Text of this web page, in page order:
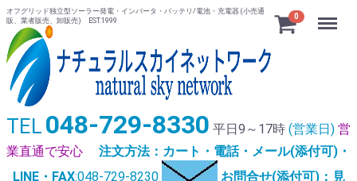
オフグリッド独立型ソーラー発電・インバータ・バッテリ/電池・充電器 (小売通
販、業者販売、卸販売) EST.1999
0 Menu
TEL 048-729-8330 平日9～17時 (営業日) 営
業直通で安心
注文方法：カート・電話・メール(添付可)・
LINE・FAX:048-729-8230
お問合せ(添付可)：見